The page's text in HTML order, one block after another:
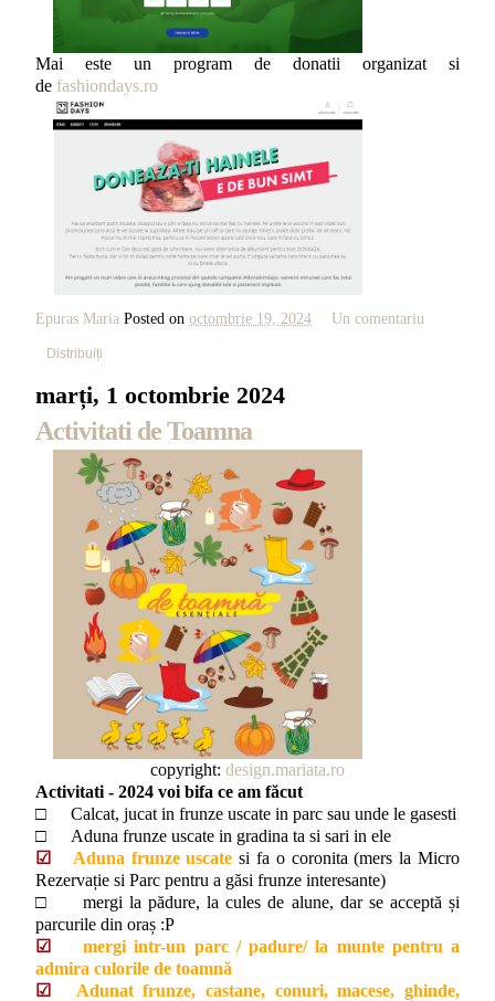
Mai este un program de donatii organizat si
de fashiondays.ro
Epuras Maria Posted on octombrie 19, 2024 Un comentariu
Distribuiți
marți, 1 octombrie 2024
Activitati de Toamna
copyright: design.mariata.ro
Activitati - 2024 voi bifa ce am făcut
□
Calcat, jucat in frunze uscate in parc sau unde le gasesti
□
Aduna frunze uscate in gradina ta si sari in ele
☑
Aduna frunze uscate si fa o coronita (mers la Micro
Rezervație si Parc pentru a găsi frunze interesante)
□ mergi la pădure, la cules de alune, dar se acceptă și
parcurile din oraș :P
☑
mergi intr-un parc / padure/ la munte pentru a
admira culorile de toamnă
☑
Adunat frunze, castane, conuri, macese, ghinde,